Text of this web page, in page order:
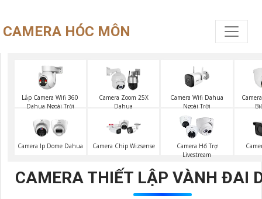
CAMERA HÓC MÔN
Lắp Camera Wifi 360
Dahua Ngoài Trời
Camera Zoom 25X
Dahua
Camera Wifi Dahua
Ngoài Trời
Camera Ip Dome Dahua Camera Chip Wizsense
Camera Hổ Trợ
Livestream
CAMERA THIẾT LẬP VÀNH ĐAI